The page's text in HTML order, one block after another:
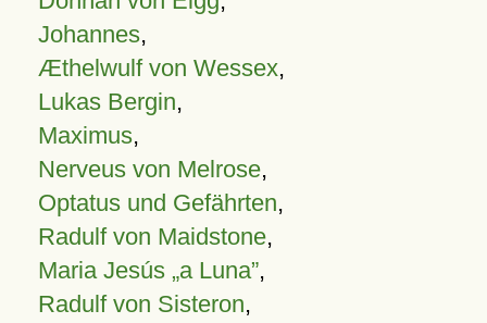
Johannes,
Æthelwulf von Wessex,
Lukas Bergin,
Maximus,
Nerveus von Melrose,
Optatus und Gefährten,
Radulf von Maidstone,
Maria Jesús „a Luna”,
Radulf von Sisteron,